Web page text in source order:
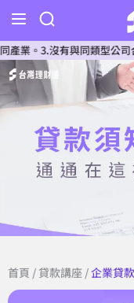
與同類型公司合作或
首頁 / 貸款講座 /企業貸